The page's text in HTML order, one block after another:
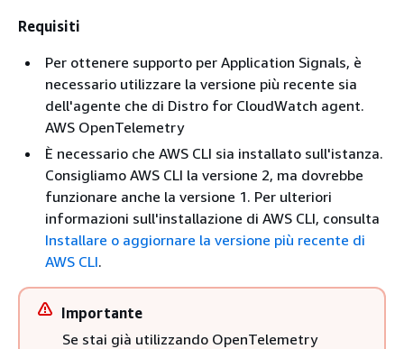
Requisiti
Per ottenere supporto per Application Signals, è
necessario utilizzare la versione più recente sia
dell'agente che di Distro for CloudWatch agent.
AWS OpenTelemetry
È necessario che AWS CLI sia installato sull'istanza.
Consigliamo AWS CLI la versione 2, ma dovrebbe
funzionare anche la versione 1. Per ulteriori
informazioni sull'installazione di AWS CLI, consulta
Installare o aggiornare la versione più recente di
AWS CLI.
Importante
Se stai già utilizzando OpenTelemetry